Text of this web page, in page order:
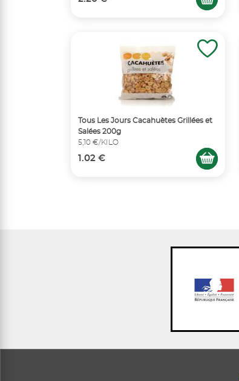
Tous Les Jours Cacahuètes Grillées et
Salées 200g
5,10 €/KILO
1.02 €